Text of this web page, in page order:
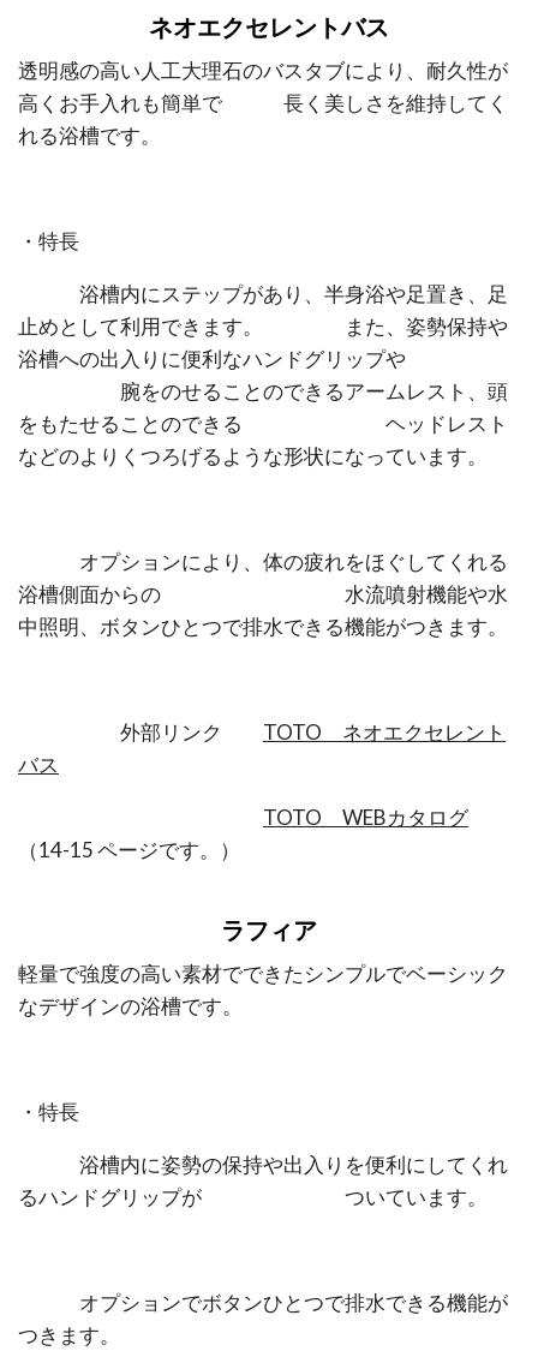
ネオエクセレントバス
透明感の高い人工大理石のバスタブにより、耐久性が
高くお手入れも簡単で 長く美しさを維持してく
れる浴槽です。
・特長
浴槽内にステップがあり、半身浴や足置き、足
止めとして利用できます。 また、姿勢保持や
浴槽への出入りに便利なハンドグリップや
腕をのせることのできるアームレスト、頭
をもたせることのできる ヘッドレスト
などのよりくつろげるような形状になっています。
オプションにより、体の疲れをほぐしてくれる
浴槽側面からの 水流噴射機能や水
中照明、ボタンひとつで排水できる機能がつきます。
外部リンク TOTO ネオエクセレント
バス
TOTO WEBカタログ
（14-15 ページです。）
ラフィア
軽量で強度の高い素材でできたシンプルでベーシック
なデザインの浴槽です。
・特長
浴槽内に姿勢の保持や出入りを便利にしてくれ
るハンドグリップが ついています。
オプションでボタンひとつで排水できる機能が
つきます。